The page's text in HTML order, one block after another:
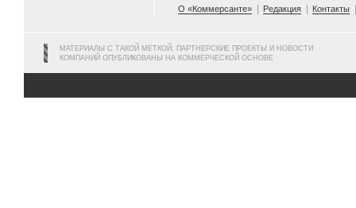
О «Коммерсанте»
Редакция Контакты
МАТЕРИАЛЫ С ТАКОЙ МЕТКОЙ, ПАРТНЕРСКИЕ ПРОЕКТЫ И НОВОСТИ
КОМПАНИЙ ОПУБЛИКОВАНЫ НА КОММЕРЧЕСКОЙ ОСНОВЕ